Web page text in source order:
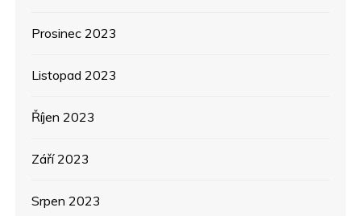
Prosinec 2023
Listopad 2023
Říjen 2023
Září 2023
Srpen 2023